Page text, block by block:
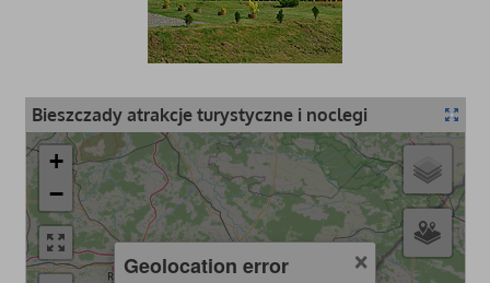
Bieszczady atrakcje turystyczne i noclegi
+
−
×
Geolocation error